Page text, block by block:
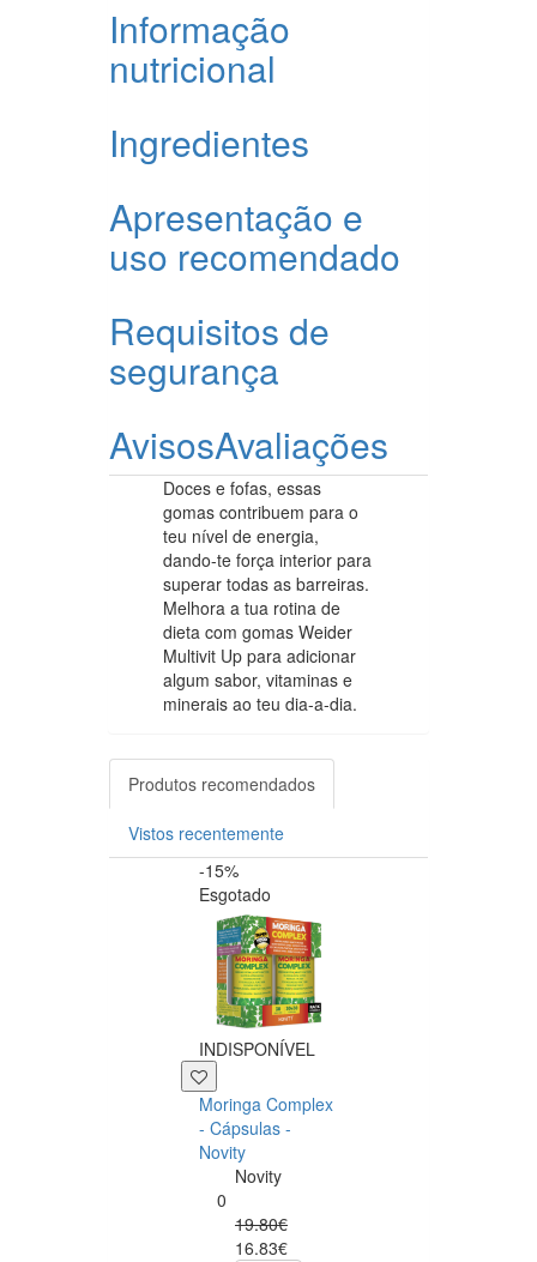
Informação
nutricional
Ingredientes
Apresentação e
uso recomendado
Requisitos de
segurança
AvisosAvaliações
Doces e fofas, essas
gomas contribuem para o
teu nível de energia,
dando-te força interior para
superar todas as barreiras.
Melhora a tua rotina de
dieta com gomas Weider
Multivit Up para adicionar
algum sabor, vitaminas e
minerais ao teu dia-a-dia.
Produtos recomendados
Vistos recentemente
-15%
Esgotado
INDISPONÍVEL
Moringa Complex
- Cápsulas -
Novity
Novity
0
19.80€
16.83€